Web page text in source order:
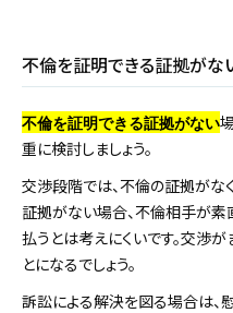
不倫を証明できる証拠がな
不倫を証明できる証拠がない
重に検討しましょう。
交渉段階では、不倫の証拠がな
証拠がない場合、不倫相手が
払うとは考えにくいです。交渉
とになるでしょう。
訴訟による解決を図る場合は